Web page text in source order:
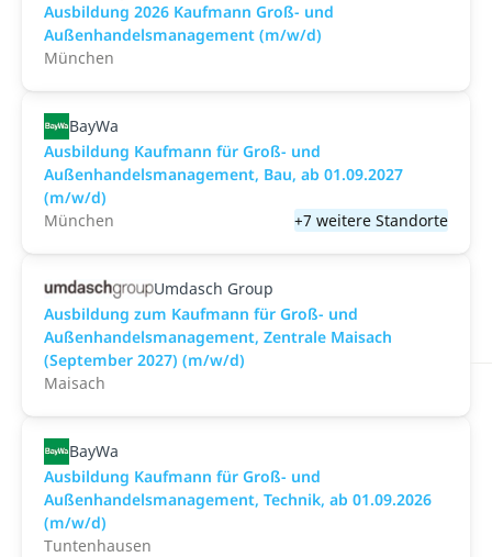
Ausbildung 2026 Kaufmann Groß- und
Außenhandelsmanagement (m/w/d)
München
BayWa
Ausbildung Kaufmann für Groß- und
Außenhandelsmanagement, Bau, ab 01.09.2027
(m/w/d)
München
+7 weitere Standorte
Umdasch Group
Ausbildung zum Kaufmann für Groß- und
Außenhandelsmanagement, Zentrale Maisach
(September 2027) (m/w/d)
Maisach
BayWa
Ausbildung Kaufmann für Groß- und
Außenhandelsmanagement, Technik, ab 01.09.2026
(m/w/d)
Tuntenhausen